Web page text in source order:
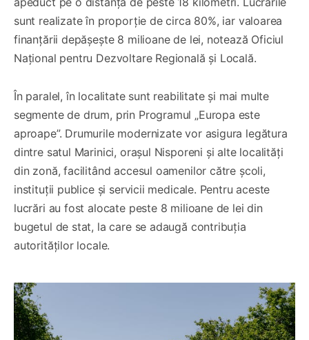
sunt realizate în proporție de circa 80%, iar valoarea
finanțării depășește 8 milioane de lei, notează Oficiul
Național pentru Dezvoltare Regională și Locală.
În paralel, în localitate sunt reabilitate și mai multe
segmente de drum, prin Programul „Europa este
aproape”. Drumurile modernizate vor asigura legătura
dintre satul Marinici, orașul Nisporeni și alte localități
din zonă, facilitând accesul oamenilor către școli,
instituții publice și servicii medicale. Pentru aceste
lucrări au fost alocate peste 8 milioane de lei din
bugetul de stat, la care se adaugă contribuția
autorităților locale.